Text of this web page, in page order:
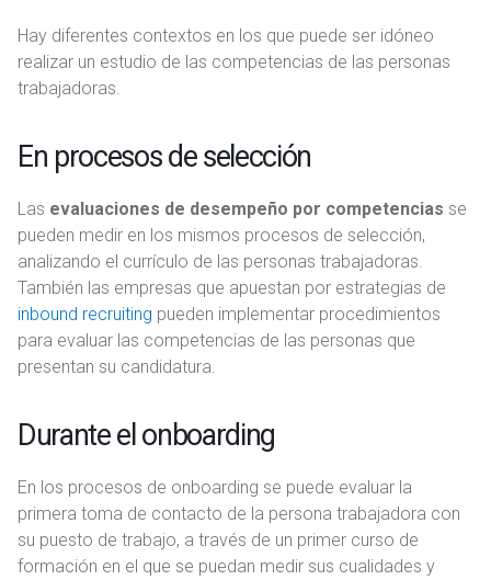
Hay diferentes contextos en los que puede ser idóneo
realizar un estudio de las competencias de las personas
trabajadoras.
En procesos de selección
Las evaluaciones de desempeño por competencias se
pueden medir en los mismos procesos de selección,
analizando el currículo de las personas trabajadoras.
También las empresas que apuestan por estrategias de
inbound recruiting pueden implementar procedimientos
para evaluar las competencias de las personas que
presentan su candidatura.
Durante el onboarding
En los procesos de onboarding se puede evaluar la
primera toma de contacto de la persona trabajadora con
su puesto de trabajo, a través de un primer curso de
formación en el que se puedan medir sus cualidades y